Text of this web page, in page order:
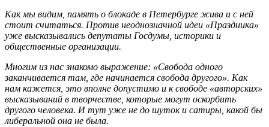
Как мы видим, память о блокаде в Петербурге жива и с ней
стоит считаться. Против неоднозначной идеи «Праздника»
уже высказывались депутаты Госдумы, историки и
общественные организации.
Многим из нас знакомо выражение: «Свобода одного
заканчивается там, где начинается свобода другого». Как
нам кажется, это вполне допустимо и к свободе «авторских»
высказываний в творчестве, которые могут оскорбить
другого человека. И тут уже не до шуток и сатиры, какой бы
либеральной она не была.